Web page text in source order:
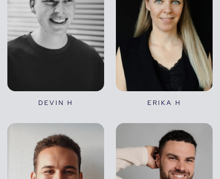
DEVIN H ERIKA H